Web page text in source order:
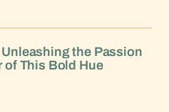
the Passion
of This Bold Hue